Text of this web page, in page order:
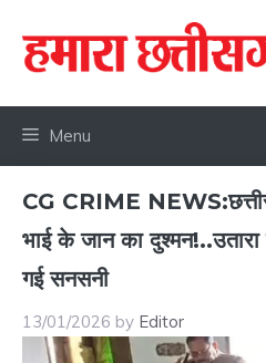
content
Menu
CG CRIME
भाई के जान का
गई सनसनी
13/01/2026 by Editor